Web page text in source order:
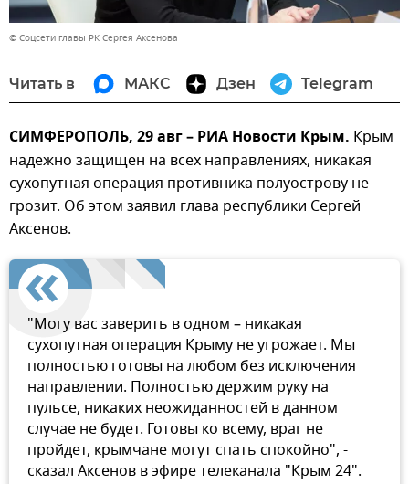
© Соцсети главы РК Сергея Аксенова
Читать в МАКС Дзен Telegram
СИМФЕРОПОЛЬ, 29 авг – РИА Новости Крым. Крым
надежно защищен на всех направлениях, никакая
сухопутная операция противника полуострову не
грозит. Об этом заявил глава республики Сергей
Аксенов.
"Могу вас заверить в одном – никакая
сухопутная операция Крыму не угрожает. Мы
полностью готовы на любом без исключения
направлении. Полностью держим руку на
пульсе, никаких неожиданностей в данном
случае не будет. Готовы ко всему, враг не
пройдет, крымчане могут спать спокойно", -
сказал Аксенов в эфире телеканала "Крым 24".